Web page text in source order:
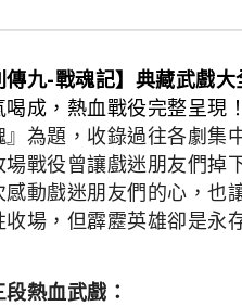
傳九-戰魂記】典藏武戲
成，熱血戰役完整呈現！
為題， 收錄過往各劇集
戰役曾讓戲迷朋友們掉
動戲迷朋友們的心，也
場，但霹靂英雄卻是永
熱血武戲：